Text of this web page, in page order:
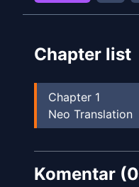
Chapter list
Chapter 1
Neo Translation
Komentar (0